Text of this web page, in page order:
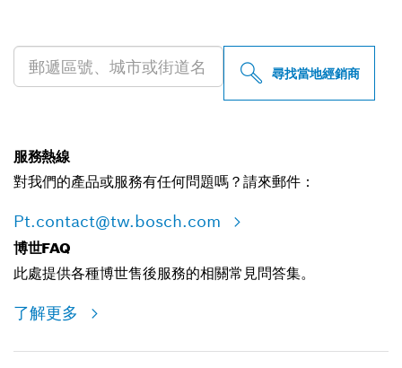
尋找當地經銷商
服務熱線
對我們的產品或服務有任何問題嗎？請來郵件：
Pt.contact@tw.bosch.com
博世FAQ
此處提供各種博世售後服務的相關常見問答集。
了解更多